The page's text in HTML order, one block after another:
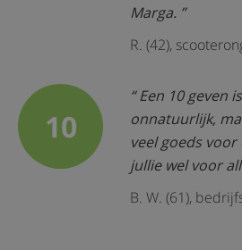
Marga.
R. (42),
10
Een 10 geven
onnatuurlijk,
veel goeds
jullie wel voor
B. W. (61),